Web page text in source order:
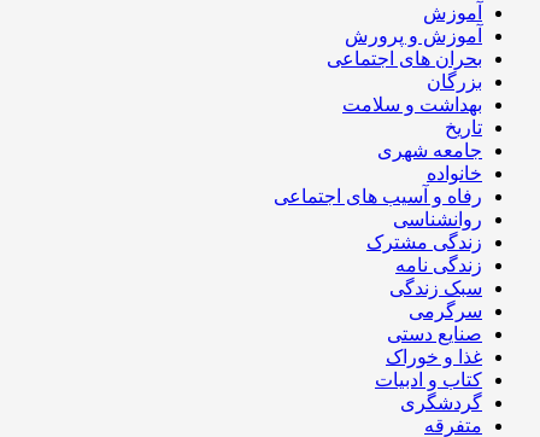
آموزش
آموزش و پرورش
بحران های اجتماعی
بزرگان
بهداشت و سلامت
تاریخ
جامعه شهری
خانواده
رفاه و آسیب های اجتماعی
روانشناسی
زندگی مشترک
زندگی نامه
سبک زندگی
سرگرمی
صنایع دستی
غذا و خوراک
کتاب و ادبیات
گردشگری
متفرقه